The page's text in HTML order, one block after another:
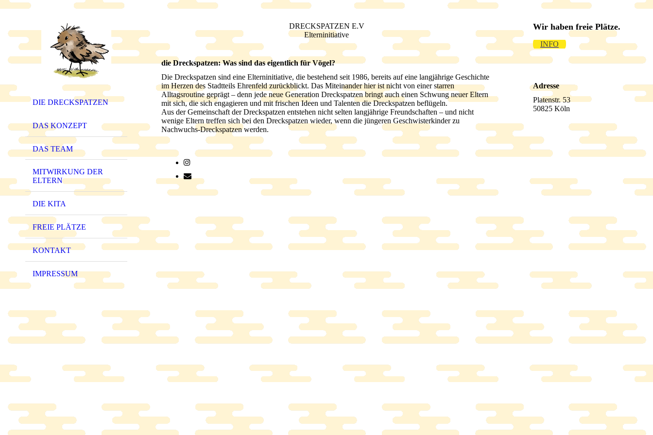
DIE DRECKSPATZEN
DAS KONZEPT
DAS TEAM
MITWIRKUNG DER
ELTERN
DIE KITA
FREIE PLÄTZE
KONTAKT
IMPRESSUM
DRECKSPATZEN E.V
Elterninitiative
die Dreckspatzen: Was sind das eigentlich für Vögel?
Die Dreckspatzen sind eine Elterninitiative, die bestehend seit 1986, bereits auf eine langjährige Geschichte
im Herzen des Stadtteils Ehrenfeld zurückblickt. Das Miteinander hier ist nicht von einer starren
Alltagsroutine geprägt – denn jede neue Generation Dreckspatzen bringt auch einen Schwung neuer Eltern
mit sich, die sich engagieren und mit frischen Ideen und Talenten die Dreckspatzen beflügeln.
Aus der Gemeinschaft der Dreckspatzen entstehen nicht selten langjährige Freundschaften – und nicht
wenige Eltern treffen sich bei den Dreckspatzen wieder, wenn die jüngeren Geschwisterkinder zu
Nachwuchs-Dreckspatzen werden.
Wir haben freie Plätze.
INFO
Adresse
Platenstr. 53
50825 Köln